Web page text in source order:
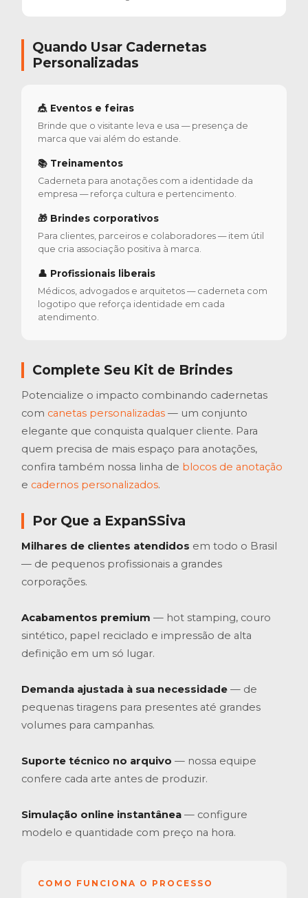
Quando Usar Cadernetas
Personalizadas
🎪 Eventos e feiras
Brinde que o visitante leva e usa — presença de
marca que vai além do estande.
📚 Treinamentos
Caderneta para anotações com a identidade da
empresa — reforça cultura e pertencimento.
🎁 Brindes corporativos
Para clientes, parceiros e colaboradores — item útil
que cria associação positiva à marca.
👤 Profissionais liberais
Médicos, advogados e arquitetos — caderneta com
logotipo que reforça identidade em cada
atendimento.
Complete Seu Kit de Brindes
Potencialize o impacto combinando cadernetas
com canetas personalizadas — um conjunto
elegante que conquista qualquer cliente. Para
quem precisa de mais espaço para anotações,
confira também nossa linha de blocos de anotação
e cadernos personalizados.
Por Que a ExpanSSiva
Milhares de clientes atendidos em todo o Brasil
— de pequenos profissionais a grandes
corporações.
Acabamentos premium — hot stamping, couro
sintético, papel reciclado e impressão de alta
definição em um só lugar.
Demanda ajustada à sua necessidade — de
pequenas tiragens para presentes até grandes
volumes para campanhas.
Suporte técnico no arquivo — nossa equipe
confere cada arte antes de produzir.
Simulação online instantânea — configure
modelo e quantidade com preço na hora.
COMO FUNCIONA O PROCESSO